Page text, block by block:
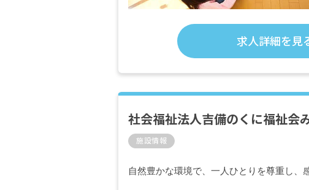
求人詳細を見
社会福祉法人吉備のくに福祉会
施設情報
自然豊かな環境で、一人ひとりを尊重し、